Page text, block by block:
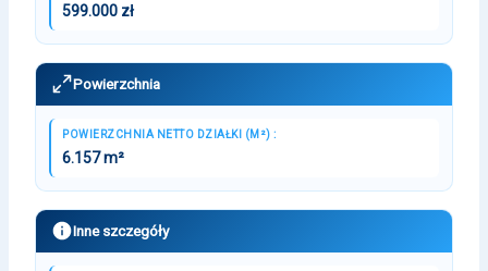
599.000 zł
Powierzchnia
POWIERZCHNIA NETTO DZIAŁKI (M²) :
6.157 m²
Inne szczegóły